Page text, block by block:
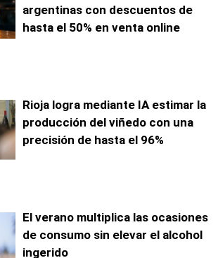
argentinas con descuentos de
hasta el 50% en venta online
Rioja logra mediante IA estimar la
producción del viñedo con una
precisión de hasta el 96%
El verano multiplica las ocasiones
de consumo sin elevar el alcohol
ingerido